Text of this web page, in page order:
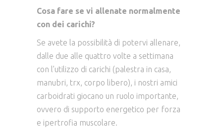
Cosa fare se vi allenate normalmente
con dei carichi?
Se avete la possibilità di potervi allenare,
dalle due alle quattro volte a settimana
con l’utilizzo di carichi (palestra in casa,
manubri, trx, corpo libero), i nostri amici
carboidrati giocano un ruolo importante,
ovvero di supporto energetico per forza
e ipertrofia muscolare.